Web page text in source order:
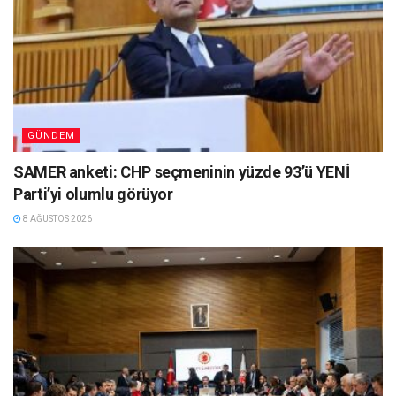
GÜNDEM
SAMER anketi: CHP seçmeninin yüzde 93’ü YENİ
Parti’yi olumlu görüyor
8 AĞUSTOS 2026